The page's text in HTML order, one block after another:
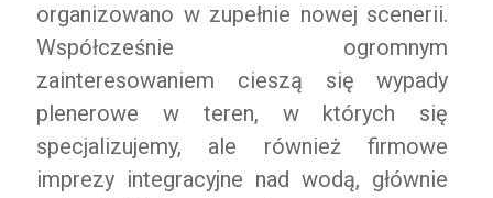
organizowano w zupełnie nowej scenerii.
Współcześnie ogromnym
zainteresowaniem cieszą się wypady
plenerowe w teren, w których się
specjalizujemy, ale również firmowe
imprezy integracyjne nad wodą, głównie